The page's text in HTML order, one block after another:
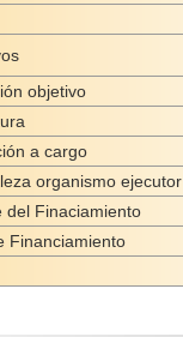
objetivo
a cargo
organismo ejecutor
del Finaciamiento
Financiamiento